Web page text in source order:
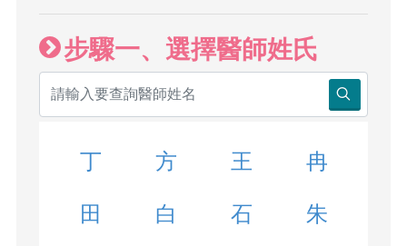
步驟一、選擇醫師姓氏
丁 方 王 冉
田 白 石 朱